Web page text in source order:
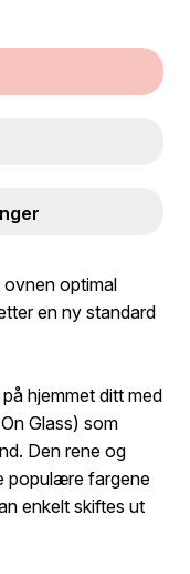
ovnen optimal
en ny standard
hjemmet ditt med
Glass) som
Den rene og
populære fargene
enkelt skiftes ut